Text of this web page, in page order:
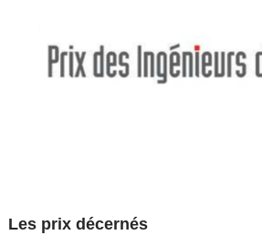
Les prix décernés